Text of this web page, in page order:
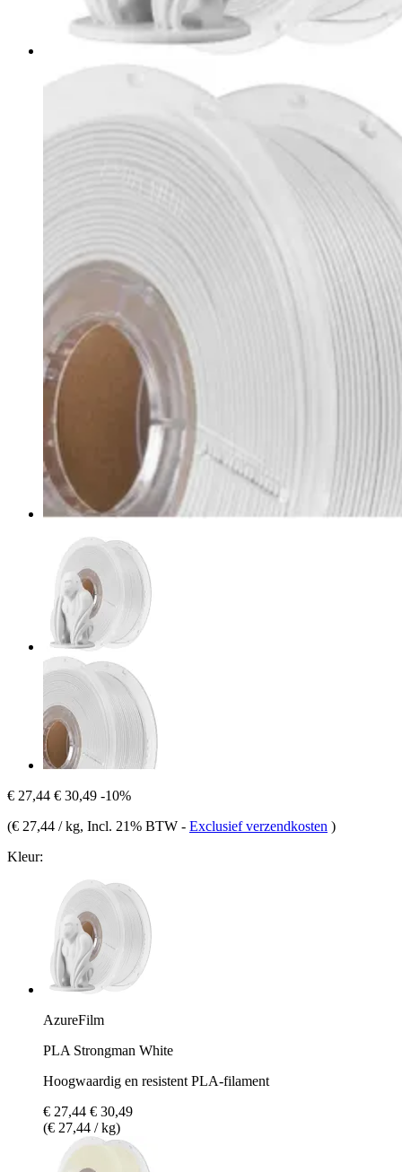
€ 27,44 € 30,49 -10%
(€ 27,44 / kg, Incl. 21% BTW - Exclusief verzendkosten )
Kleur:
AzureFilm
PLA Strongman White
Hoogwaardig en resistent PLA-filament
€ 27,44 € 30,49
(€ 27,44 / kg)